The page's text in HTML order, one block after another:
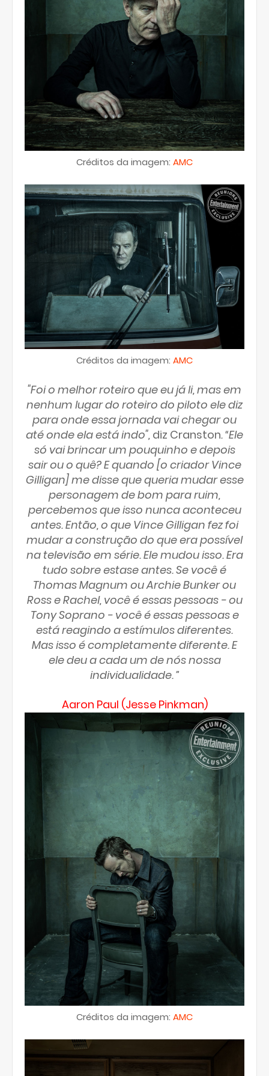
Créditos da imagem: AMC
Créditos da imagem: AMC
"Foi o melhor roteiro que eu já li, mas em
nenhum lugar do roteiro do piloto ele diz
para onde essa jornada vai chegar ou
até onde ela está indo", diz Cranston. “Ele
só vai brincar um pouquinho e depois
sair ou o quê? E quando [o criador Vince
Gilligan] me disse que queria mudar esse
personagem de bom para ruim,
percebemos que isso nunca aconteceu
antes. Então, o que Vince Gilligan fez foi
mudar a construção do que era possível
na televisão em série. Ele mudou isso. Era
tudo sobre estase antes. Se você é
Thomas Magnum ou Archie Bunker ou
Ross e Rachel, você é essas pessoas - ou
Tony Soprano - você é essas pessoas e
está reagindo a estímulos diferentes.
Mas isso é completamente diferente. E
ele deu a cada um de nós nossa
individualidade. ”
Aaron Paul (Jesse Pinkman)
Créditos da imagem: AMC